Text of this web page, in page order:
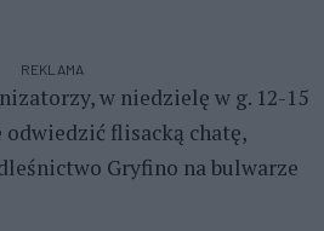
REKLAMA
w niedzielę w g. 12-15
odwiedzić flisacką chatę,
Gryfino na bulwarze